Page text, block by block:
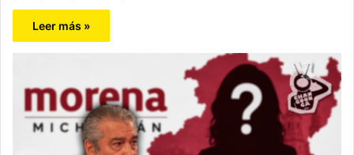
Leer más »